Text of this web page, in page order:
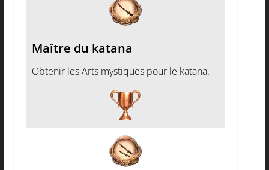
Maître du katana
Obtenir les Arts mystiques pour le katana.